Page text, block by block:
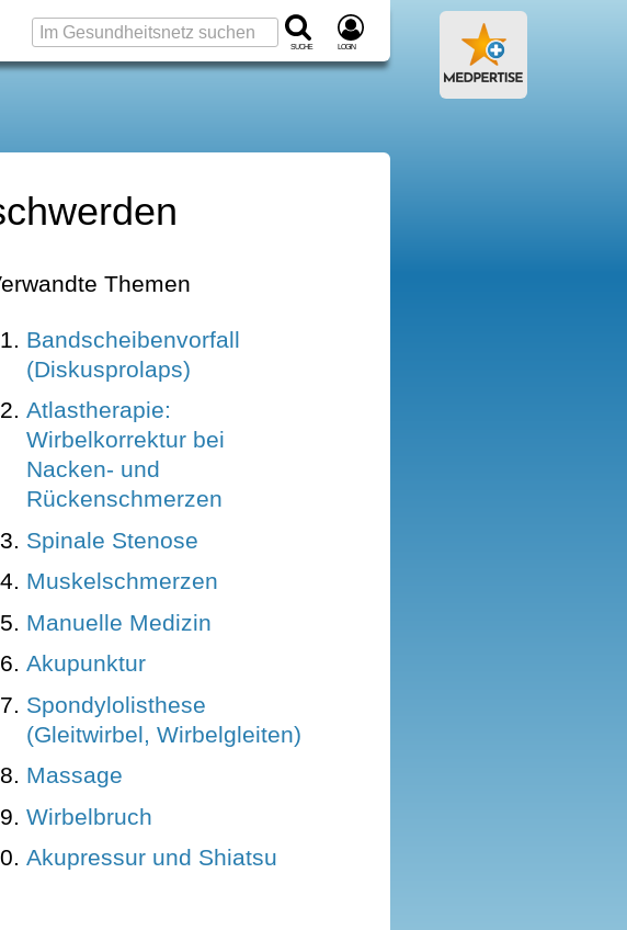
Suche Login
Themen
Bandscheibenvorfall
(Diskusprolaps)
Atlastherapie:
Wirbelkorrektur bei
Nacken- und
Rückenschmerzen
Spinale Stenose
Muskelschmerzen
Manuelle Medizin
Akupunktur
Spondylolisthese
(Gleitwirbel, Wirbelgleiten)
Massage
Wirbelbruch
Akupressur und Shiatsu